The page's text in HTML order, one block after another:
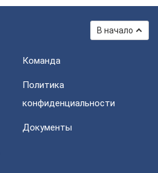
В начало
Команда
Политика
конфиденциальности
Документы